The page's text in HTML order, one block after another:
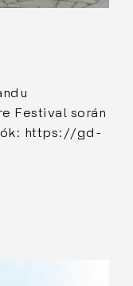
Festival során
https://gd-